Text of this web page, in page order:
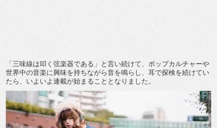
「三味線は叩く弦楽器である」と言い続けて、ポップカルチャーや
世界中の音楽に興味を持ちながら音を鳴らし、耳で探検を続けてい
たら、いよいよ連載が始まることとなりました。